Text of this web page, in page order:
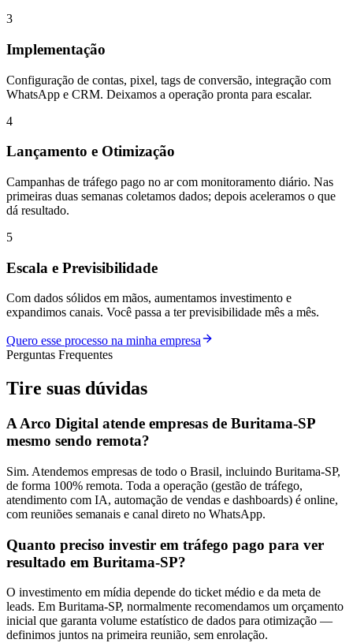
3
Implementação
Configuração de contas, pixel, tags de conversão, integração com
WhatsApp e CRM. Deixamos a operação pronta para escalar.
4
Lançamento e Otimização
Campanhas de tráfego pago no ar com monitoramento diário. Nas
primeiras duas semanas coletamos dados; depois aceleramos o que
dá resultado.
5
Escala e Previsibilidade
Com dados sólidos em mãos, aumentamos investimento e
expandimos canais. Você passa a ter previsibilidade mês a mês.
Quero esse processo na minha empresa
Perguntas Frequentes
Tire suas dúvidas
A Arco Digital atende empresas de Buritama-SP
mesmo sendo remota?
Sim. Atendemos empresas de todo o Brasil, incluindo Buritama-SP,
de forma 100% remota. Toda a operação (gestão de tráfego,
atendimento com IA, automação de vendas e dashboards) é online,
com reuniões semanais e canal direto no WhatsApp.
Quanto preciso investir em tráfego pago para ver
resultado em Buritama-SP?
O investimento em mídia depende do ticket médio e da meta de
leads. Em Buritama-SP, normalmente recomendamos um orçamento
inicial que garanta volume estatístico de dados para otimização —
definimos juntos na primeira reunião, sem enrolação.